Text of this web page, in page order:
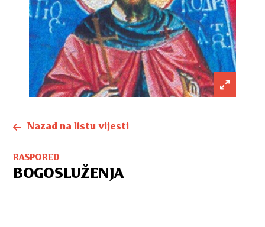
Nazad na listu vijesti
RASPORED
BOGOSLUŽENJA